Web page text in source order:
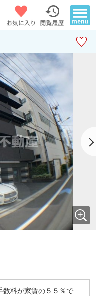
数料が家賃の５５％で